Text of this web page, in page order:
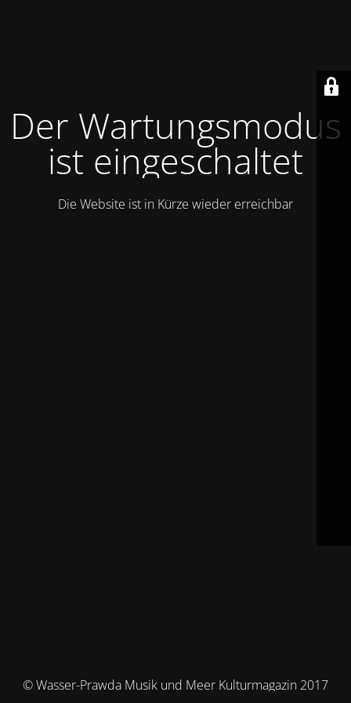
Der Wartungsmodus
ist eingeschaltet
Die Website ist in Kürze wieder erreichbar
© Wasser-Prawda Musik und Meer Kulturmagazin 2017